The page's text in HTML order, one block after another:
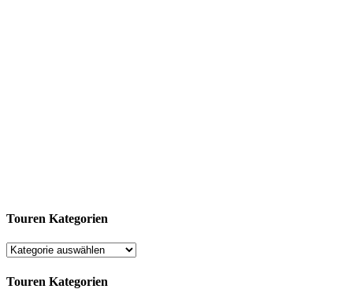
Touren Kategorien
Touren Kategorien